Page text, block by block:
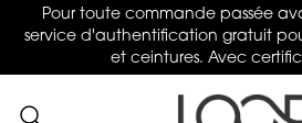
Pour toute commande passée
service d'authentification gratuit
et ceintures. Avec